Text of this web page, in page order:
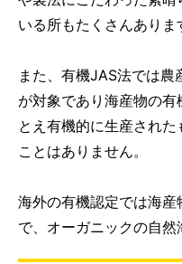
いる所もたくさんありま
また、有機JAS法では
が対象であり海産物の
とえ有機的に生産された
ことはありません。
海外の有機認定では海
で、オーガニックの自然